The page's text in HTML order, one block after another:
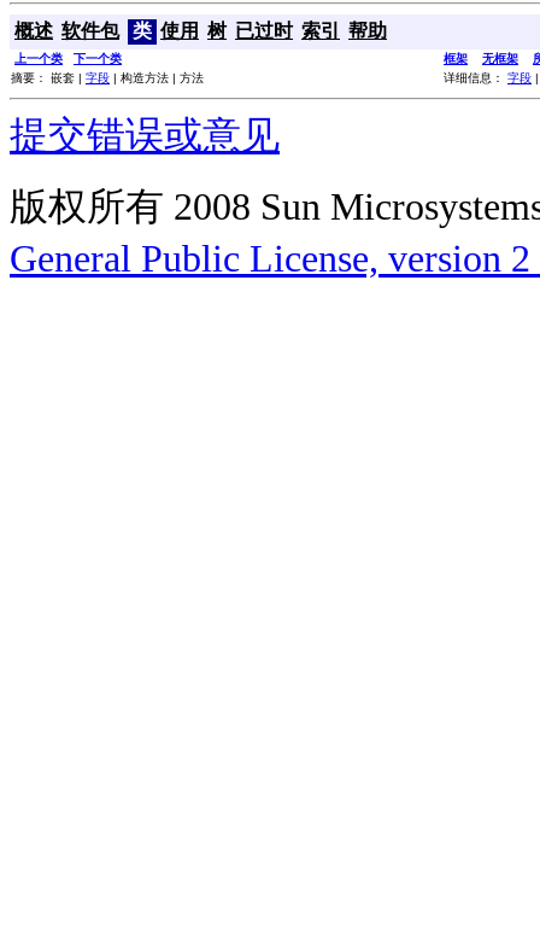
概述 软件包 类 使用 树 已过时 索引 帮助
上一个类 下一个类 框架 无框架
摘要： 嵌套 | 字段 | 构造方法 | 方法 详细信息： 字段
提交错误或意见
版权所有 2008 Sun
General Public License, version